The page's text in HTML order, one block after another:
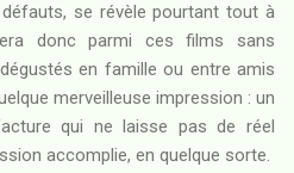
se révèle pourtant tout à
donc parmi ces films sans
en famille ou entre amis
merveilleuse impression : un
qui ne laisse pas de réel
accomplie, en quelque sorte.